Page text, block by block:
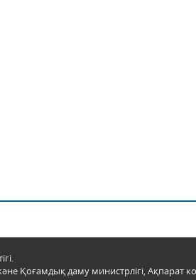
Қоғамдық даму министрлігі, Ақпарат